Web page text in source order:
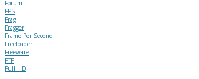
Forum
FPS
Frag
Fragger
Frame Per Second
Freeloader
Freeware
FTP
Full HD